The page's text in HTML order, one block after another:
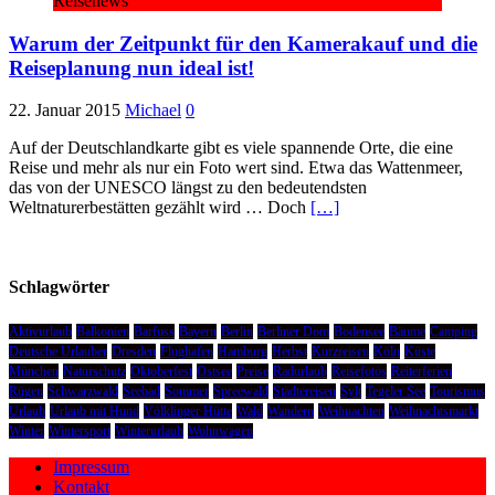
Warum der Zeitpunkt für den Kamerakauf und die
Reiseplanung nun ideal ist!
22. Januar 2015 Michael 0
Auf der Deutschlandkarte gibt es viele spannende Orte, die eine
Reise und mehr als nur ein Foto wert sind. Etwa das Wattenmeer,
das von der UNESCO längst zu den bedeutendsten
Weltnaturerbestätten gezählt wird … Doch […]
Schlagwörter
Aktivurlaub Balkonien Barfuss Bayern Berlin Berliner Dom Bodensee Bäume Camping
Deutsche Urlauber Dresden Flughafen Hamburg Herbst Kurzreisen Köln Küste
München Naturschutz Oktoberfest Ostsee Preise Radurlaub Reisefotos Reiterferien
Rügen Schwarzwald Seebad Sommer Spreewald Städtereisen Sylt Tegeler See Tourismus
Urlaub Urlaub mit Hund Völklinger Hütte Wald Wandern Weihnachten Weihnachtsmarkt
Winter Wintersport Winterurlaub Wohnwagen
Impressum
Kontakt